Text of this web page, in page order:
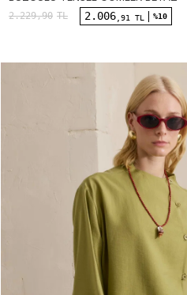
2.229,90 TL 2.006 ,91 TL %10